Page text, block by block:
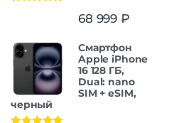
68 999 ₽
Смартфон
Apple iPhone
16 128 ГБ,
Dual: nano
SIM + eSIM,
черный